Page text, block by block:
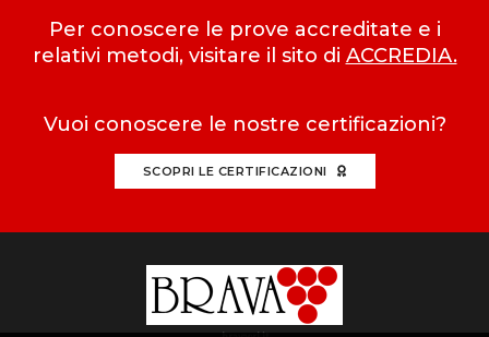
Per conoscere le prove accreditate e i
relativi metodi, visitare il sito di ACCREDIA.
Vuoi conoscere le nostre certificazioni?
SCOPRI LE CERTIFICAZIONI